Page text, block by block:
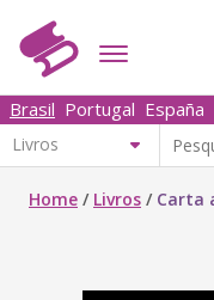
Brasil Portugal España
Home / Livros / Carta